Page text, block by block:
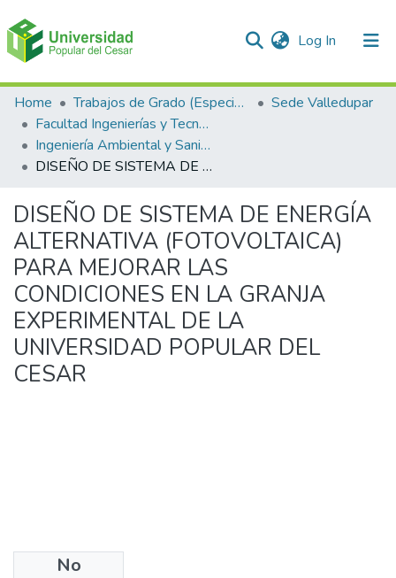
Log In (current)
Communities & Collections
All of DSpace
Statistics
Home Trabajos de Grado (Especializaciones y Pregrados)
Sede Valledupar
Facultad Ingenierías y Tecnologías
Ingeniería Ambiental y Sanitaria.
DISEÑO DE SISTEMA DE ENERGÍA ALTERNATIVA (FOTOVOLTAICA) PARA MEJORAR LAS CONDICIONES EN LA GRANJA EXPERIMENTAL DE LA UNIVERSIDAD POPULAR DEL CESAR
DISEÑO DE SISTEMA DE ENERGÍA
ALTERNATIVA (FOTOVOLTAICA)
PARA MEJORAR LAS
CONDICIONES EN LA GRANJA
EXPERIMENTAL DE LA
UNIVERSIDAD POPULAR DEL
CESAR
No